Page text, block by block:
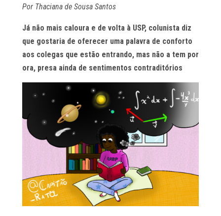
Por Thaciana de Sousa Santos
Já não mais caloura e de volta à USP, colunista diz
que gostaria de oferecer uma palavra de conforto
aos colegas que estão entrando, mas não a tem por
ora, presa ainda de sentimentos contraditórios